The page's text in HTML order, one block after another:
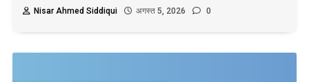
Nisar Ahmed Siddiqui अगस्त 5, 2026 0